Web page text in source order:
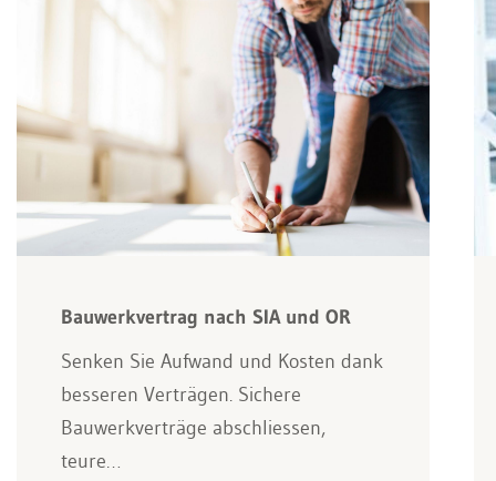
Bauwerkvertrag nach SIA und OR
Senken Sie Aufwand und Kosten dank
besseren Verträgen. Sichere
Bauwerkverträge abschliessen,
teure…